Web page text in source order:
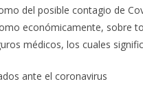
del posible contagio de
económicamente, sobre
médicos, los cuales
ante el coronavirus